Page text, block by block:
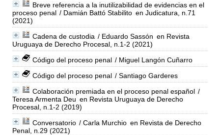
Breve referencia a la inutilizabilidad de evidencias en el
proceso penal / Damián Battó Stabilito en Judicatura, n.71
(2021)
Cadena de custodia / Eduardo Sassón en Revista
Uruguaya de Derecho Procesal, n.1-2 (2021)
Código del proceso penal / Miguel Langón Cuñarro
Código del proceso penal / Santiago Garderes
Colaboración premiada en el proceso penal español /
Teresa Armenta Deu en Revista Uruguaya de Derecho
Procesal, n.1-2 (2019)
Conversatorio / Carla Murchio en Revista de Derecho
Penal, n.29 (2021)